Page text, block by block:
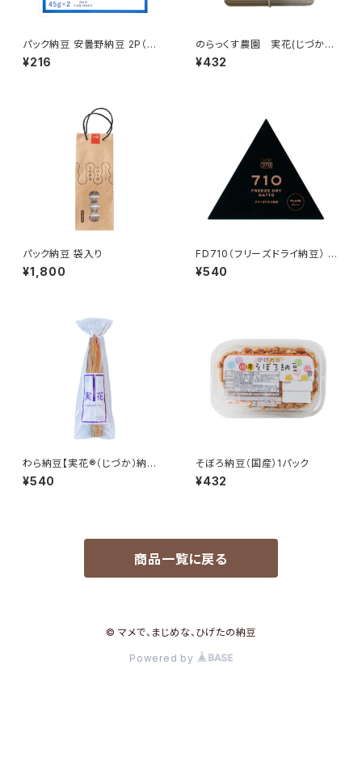
パック納豆 安曇野納豆 2P（長
野県産）
¥216
のらっくす農園 実花(じづか）
レタータイプ
¥432
パック納豆 袋入り
¥1,800
FD710（フリーズドライ納豆） プ
レーン
¥540
わら納豆【実花®（じづか）納豆】
（茨城県産）
¥540
そぼろ納豆（国産）1パック
¥432
商品一覧に戻る
© マメで、まじめな、ひげたの納豆
Powered by